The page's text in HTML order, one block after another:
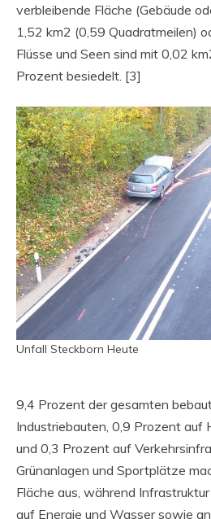
verbleibende Fläche (Gebäude
1,52 km2 (0,59 Quadratmeilen)
Flüsse und Seen sind mit 0,02
Prozent besiedelt. [3]
Unfall Steckborn Heute
9,4 Prozent der gesamten
Industriebauten, 0,9 Prozent auf
und 0,3 Prozent auf
Grünanlagen und Sportplätze
Fläche aus, während
auf Energie und Wasser sowie